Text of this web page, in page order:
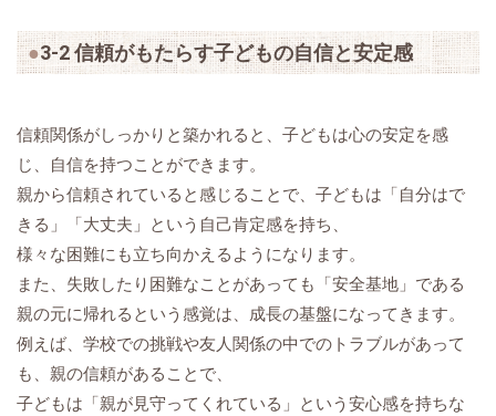
3-2 信頼がもたらす子どもの自信と安定感
信頼関係がしっかりと築かれると、子どもは心の安定を感
じ、自信を持つことができます。
親から信頼されていると感じることで、子どもは「自分はで
きる」「大丈夫」という自己肯定感を持ち、
様々な困難にも立ち向かえるようになります。
また、失敗したり困難なことがあっても「安全基地」である
親の元に帰れるという感覚は、成長の基盤になってきます。
例えば、学校での挑戦や友人関係の中でのトラブルがあって
も、親の信頼があることで、
子どもは「親が見守ってくれている」という安心感を持ちな